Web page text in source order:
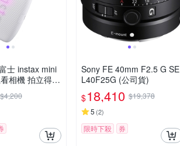
士 instax mini
相機 拍立得
$4,200
Sony FE 40mm F2.5 G SE
L40F25G (公司貨)
$18,410 $19,378
5 (2)
限時下殺 券